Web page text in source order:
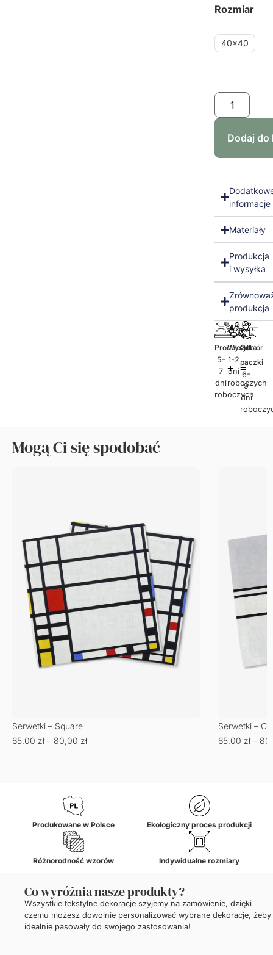
Rozmiar
40x40
Dodaj do
informacje
Materiały
Produkcja
i wysyłka
produkcja
Produkcja
5-
7
dni
roboczych
Wysyłka
1-2
dni
roboczych
Odbiór
paczki
6-
9
dni
Mogą Ci się spodobać
Serwetki – Square
65,00 zł – 80,00 zł
Serwetki –
65,00 zł –
Produkowane w Polsce Ekologiczny proces produkcji
Różnorodność wzorów Indywidualne rozmiary
Co wyróżnia nasze produkty?
Wszystkie tekstylne dekoracje szyjemy na zamówienie, dzięki
czemu możesz dowolnie personalizować wybrane dekoracje, żeby
idealnie pasowały do swojego zastosowania!